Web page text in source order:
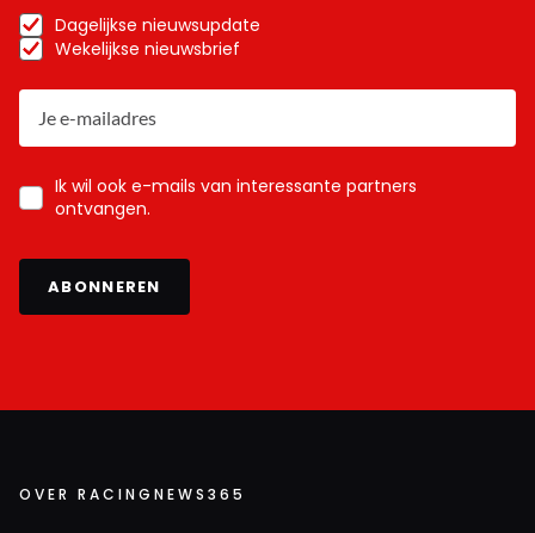
Dagelijkse nieuwsupdate
Wekelijkse nieuwsbrief
Ik wil ook e-mails van interessante partners
ontvangen.
ABONNEREN
OVER RACINGNEWS365